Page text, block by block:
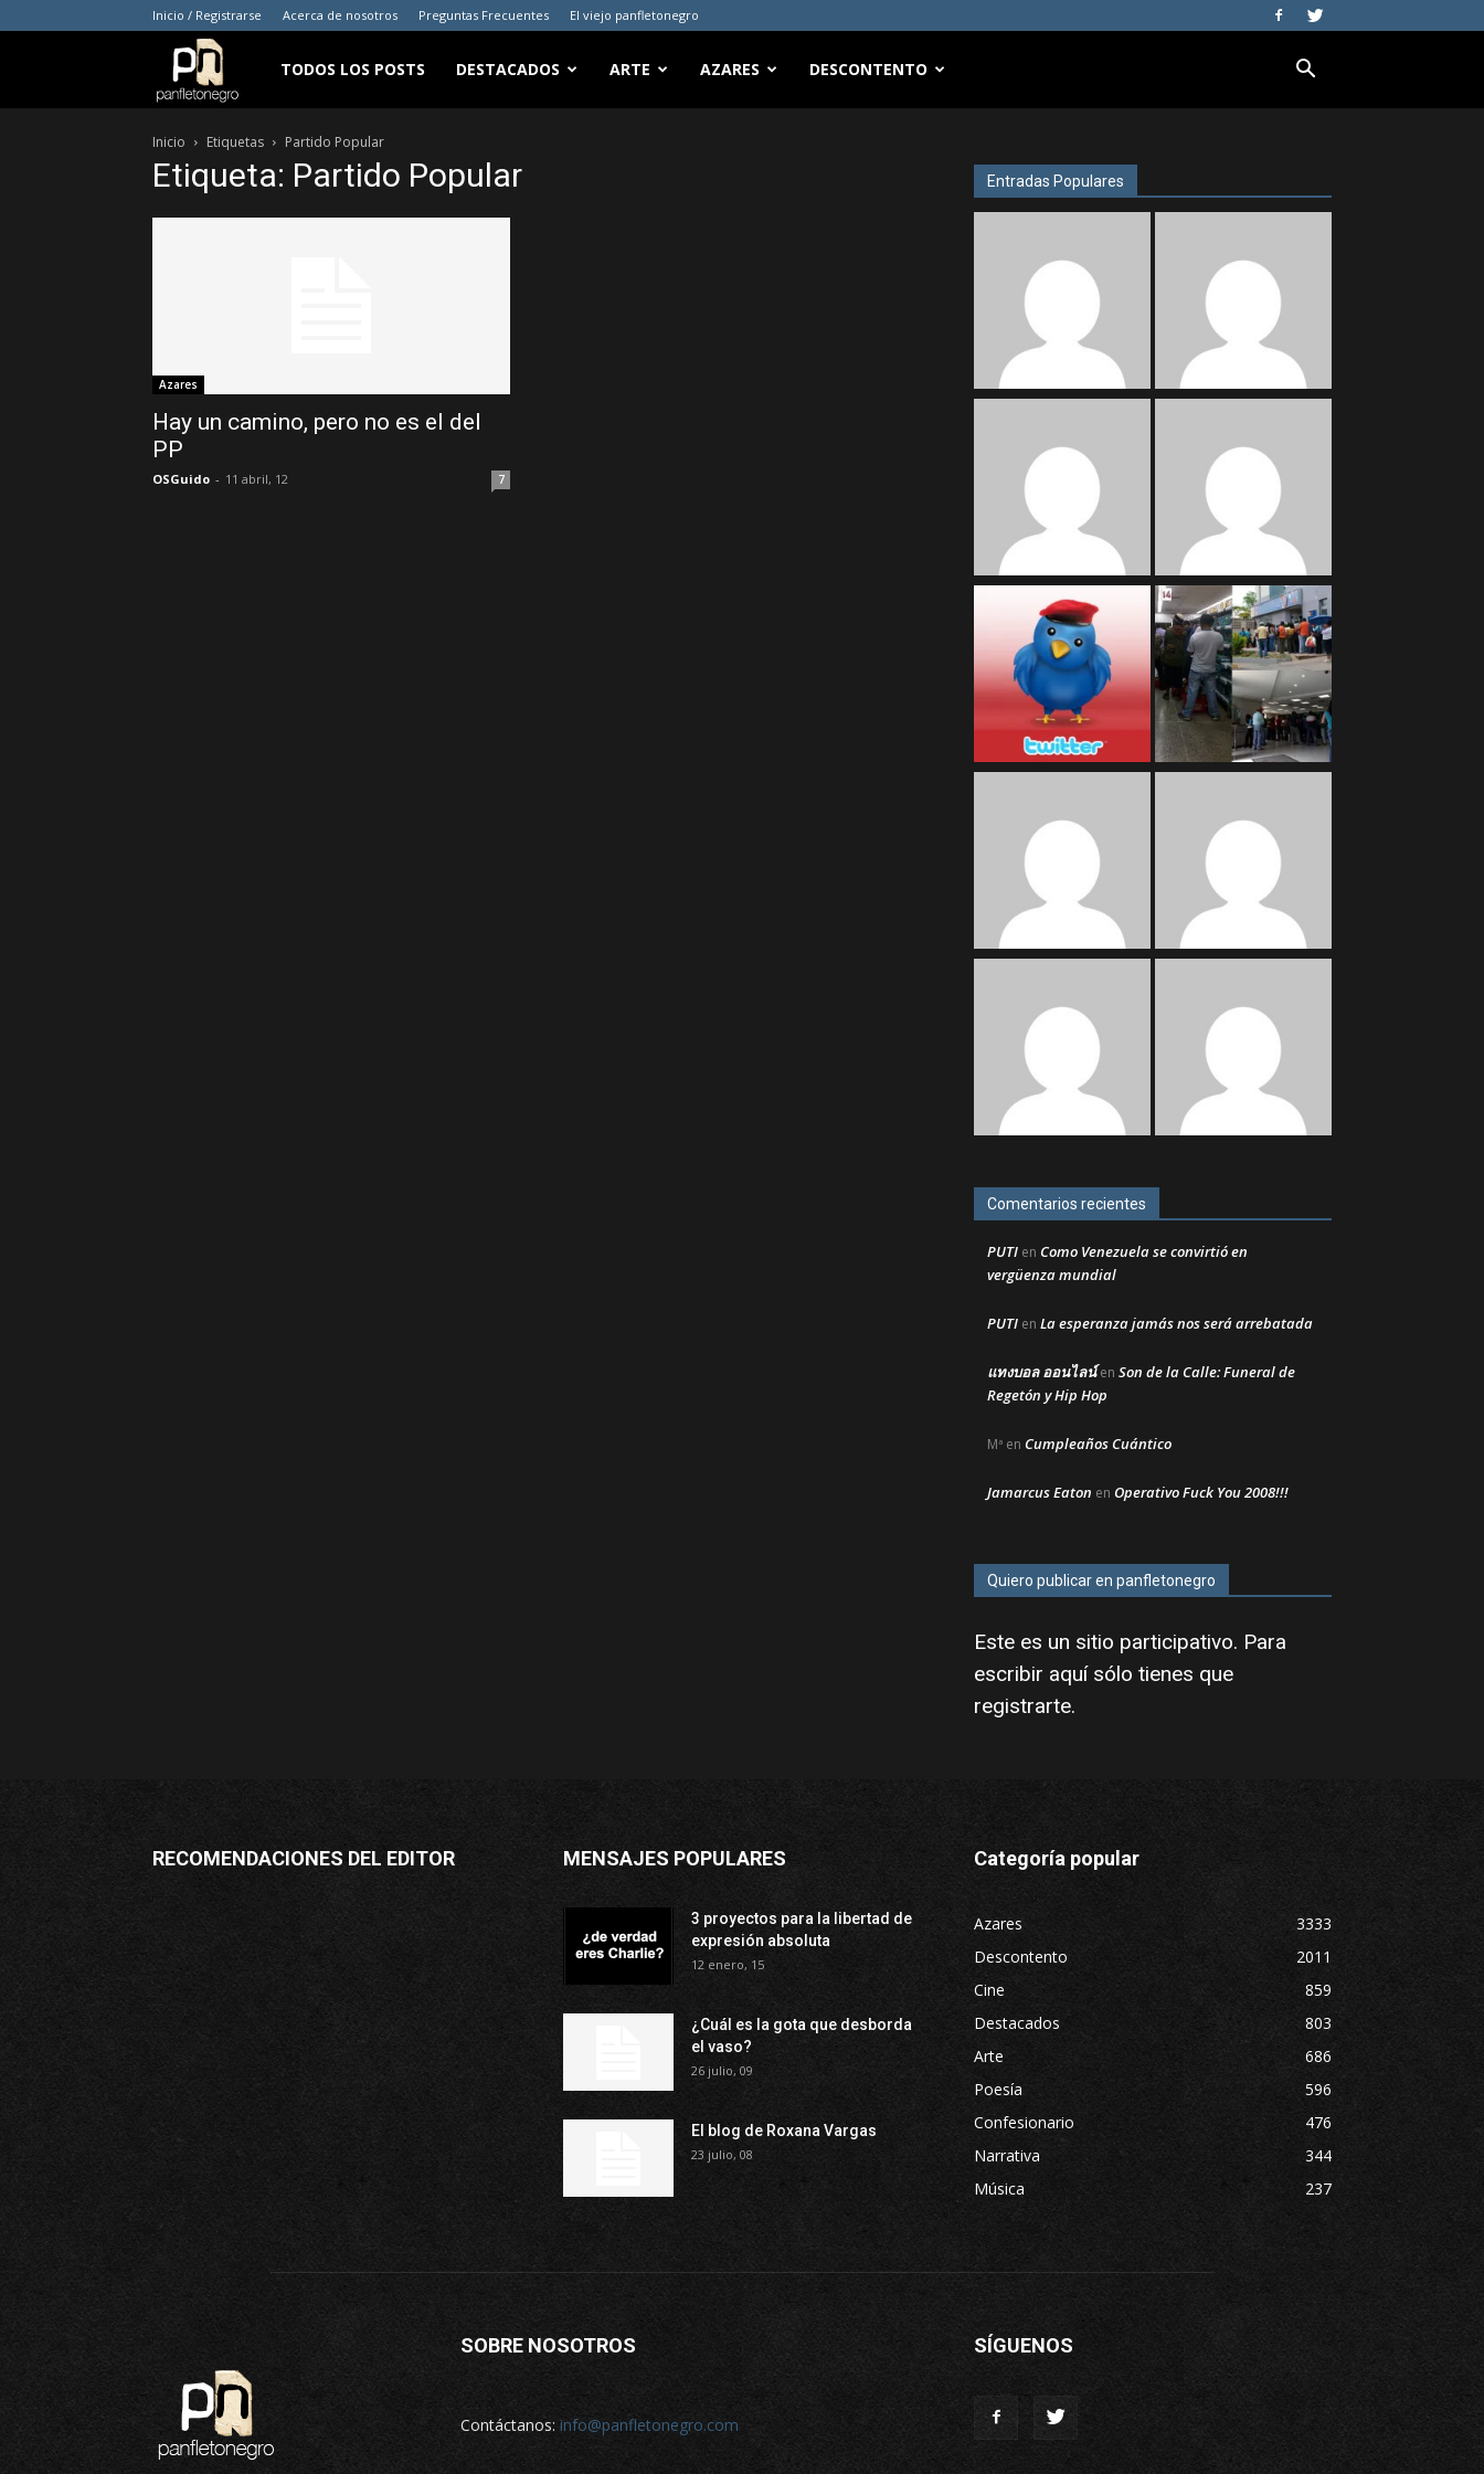
Inicio / Registrarse Acerca de nosotros Preguntas Frecuentes El viejo panfletonegro
panfletonegro
TODOS LOS POSTS DESTACADOS ARTE AZARES DESCONTENTO
Inicio Etiquetas Partido Popular
Etiqueta: Partido Popular
Azares
Hay un camino, pero no es el del
PP
OSGuido - 11 abril, 12 7
Entradas Populares
Comentarios recientes
PUTI en Como Venezuela se convirtió en
vergüenza mundial
PUTI en La esperanza jamás nos será arrebatada
แทงบอล ออนไลน์en Son de la Calle: Funeral de
Regetón y Hip Hop
Mª en Cumpleaños Cuántico
Jamarcus Eaton en Operativo Fuck You 2008!!!
Quiero publicar en panfletonegro
Este es un sitio participativo. Para
escribir aquí sólo tienes que
registrarte.
RECOMENDACIONES DEL EDITOR MENSAJES POPULARES
3 proyectos para la libertad de
expresión absoluta
12 enero, 15
¿Cuál es la gota que desborda
el vaso?
26 julio, 09
El blog de Roxana Vargas
23 julio, 08
Categoría popular
Azares
3333
Descontento
2011
Cine
859
Destacados
803
Arte
686
Poesía
596
Confesionario
476
Narrativa
344
Música
237
SOBRE NOSOTROS
Contáctanos: info@panfletonegro.com
SÍGUENOS